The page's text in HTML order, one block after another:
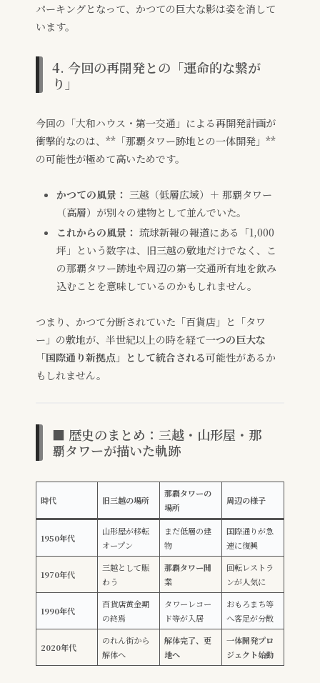
パーキングとなって、かつての巨大な影は姿を消して
います。
4. 今回の再開発との「運命的な繋が
り」
今回の「大和ハウス・第一交通」による再開発計画が
衝撃的なのは、**「那覇タワー跡地との一体開発」**
の可能性が極めて高いためです。
かつての風景： 三越（低層広域）＋ 那覇タワー
（高層）が別々の建物として並んでいた。
これからの風景： 琉球新報の報道にある「1,000
坪」という数字は、旧三越の敷地だけでなく、こ
の那覇タワー跡地や周辺の第一交通所有地を飲み
込むことを意味しているのかもしれません。
つまり、かつて分断されていた「百貨店」と「タワ
ー」の敷地が、半世紀以上の時を経て一つの巨大な
「国際通り新拠点」として統合される可能性があるか
もしれません。
■ 歴史のまとめ：三越・山形屋・那
覇タワーが描いた軌跡
時代 旧三越の場所
那覇タワーの
場所
周辺の様子
1950年代
山形屋が移転
オープン
まだ低層の建
物
国際通りが急
速に復興
1970年代
三越として賑
わう
那覇タワー開
業
回転レストラ
ンが人気に
1990年代
百貨店黄金期
の終焉
タワーレコー
ド等が入居
おもろまち等
へ客足が分散
2020年代
のれん街から
解体へ
解体完了、更
地へ
一体開発プロ
ジェクト始動